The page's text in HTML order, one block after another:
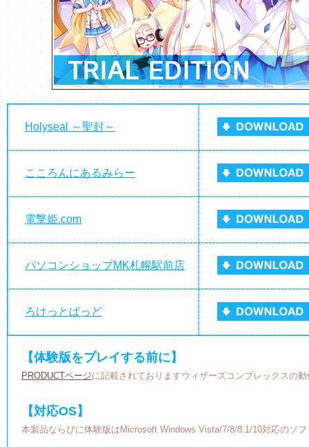
Holyseal ～聖封～
こころんにあるみらー
電撃姫.com
パソコンショップMK札幌駅前店
ろけっとぱっど
【体験版をプレイする前に】
PRODUCTページに記載されておりますウィザーズコンプレックスの
【対応OS】
本製品ならびに体験版はMicrosoft Windows Vista/7/8/8.1/10対応のソ